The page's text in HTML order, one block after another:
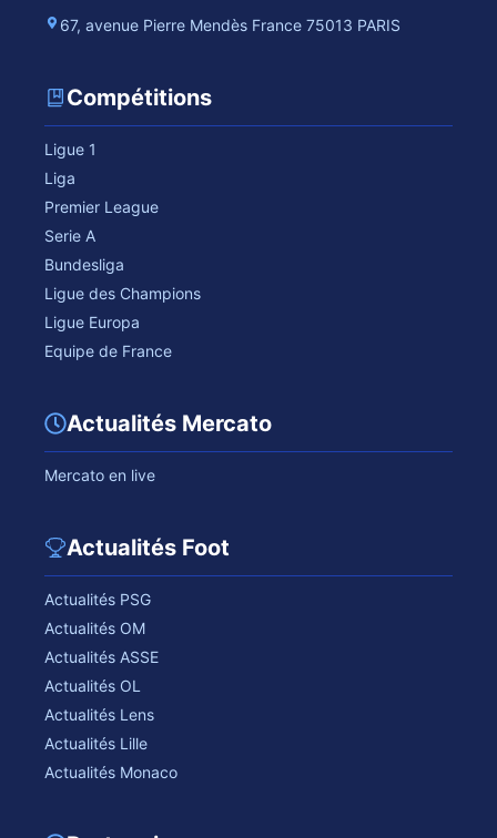
67, avenue Pierre Mendès France 75013 PARIS
Compétitions
Ligue 1
Liga
Premier League
Serie A
Bundesliga
Ligue des Champions
Ligue Europa
Equipe de France
Actualités Mercato
Mercato en live
Actualités Foot
Actualités PSG
Actualités OM
Actualités ASSE
Actualités OL
Actualités Lens
Actualités Lille
Actualités Monaco